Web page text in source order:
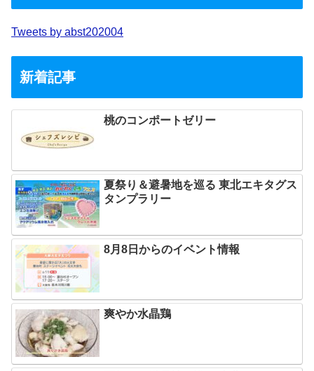
Tweets by abst202004
新着記事
桃のコンポートゼリー
夏祭り＆避暑地を巡る 東北エキタグス
タンプラリー
8月8日からのイベント情報
爽やか水晶鶏